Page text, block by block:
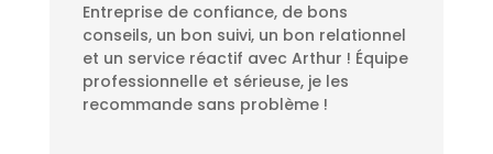
Entreprise de confiance, de bons
conseils, un bon suivi, un bon relationnel
et un service réactif avec Arthur ! Équipe
professionnelle et sérieuse, je les
recommande sans problème !